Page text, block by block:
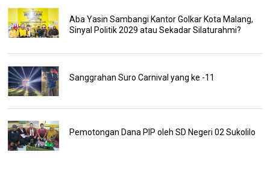
Aba Yasin Sambangi Kantor Golkar Kota Malang,
Sinyal Politik 2029 atau Sekadar Silaturahmi?
Sanggrahan Suro Carnival yang ke -11
Pemotongan Dana PIP oleh SD Negeri 02 Sukolilo